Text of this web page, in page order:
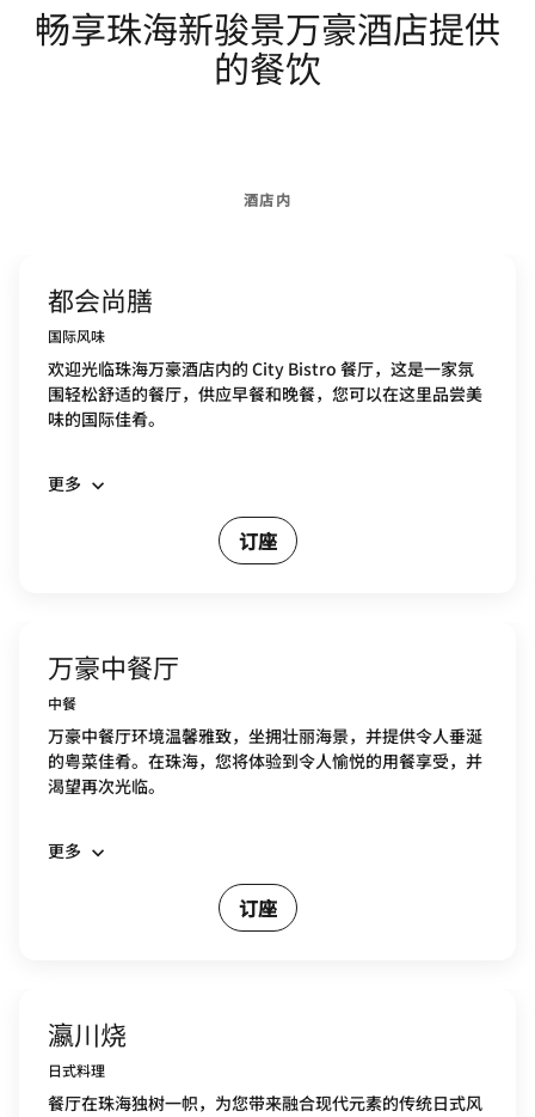
畅享珠海新骏景万豪酒店提供
的餐饮
酒店内
都会尚膳
国际风味
欢迎光临珠海万豪酒店内的 City Bistro 餐厅，这是一家氛
围轻松舒适的餐厅，供应早餐和晚餐，您可以在这里品尝美
味的国际佳肴。
更多
订座
万豪中餐厅
中餐
万豪中餐厅环境温馨雅致，坐拥壮丽海景，并提供令人垂涎
的粤菜佳肴。在珠海，您将体验到令人愉悦的用餐享受，并
渴望再次光临。
更多
订座
瀛川烧
日式料理
餐厅在珠海独树一帜，为您带来融合现代元素的传统日式风